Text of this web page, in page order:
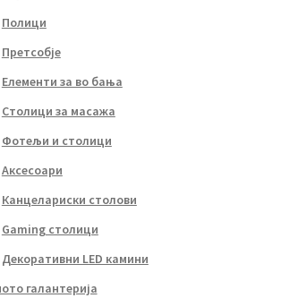
Полици
Претсобје
Елементи за во бања
Столици за масажа
Фотељи и столици
Аксесоари
Канцелариски столови
Gaming столици
Декоративни LED камини
галантерија